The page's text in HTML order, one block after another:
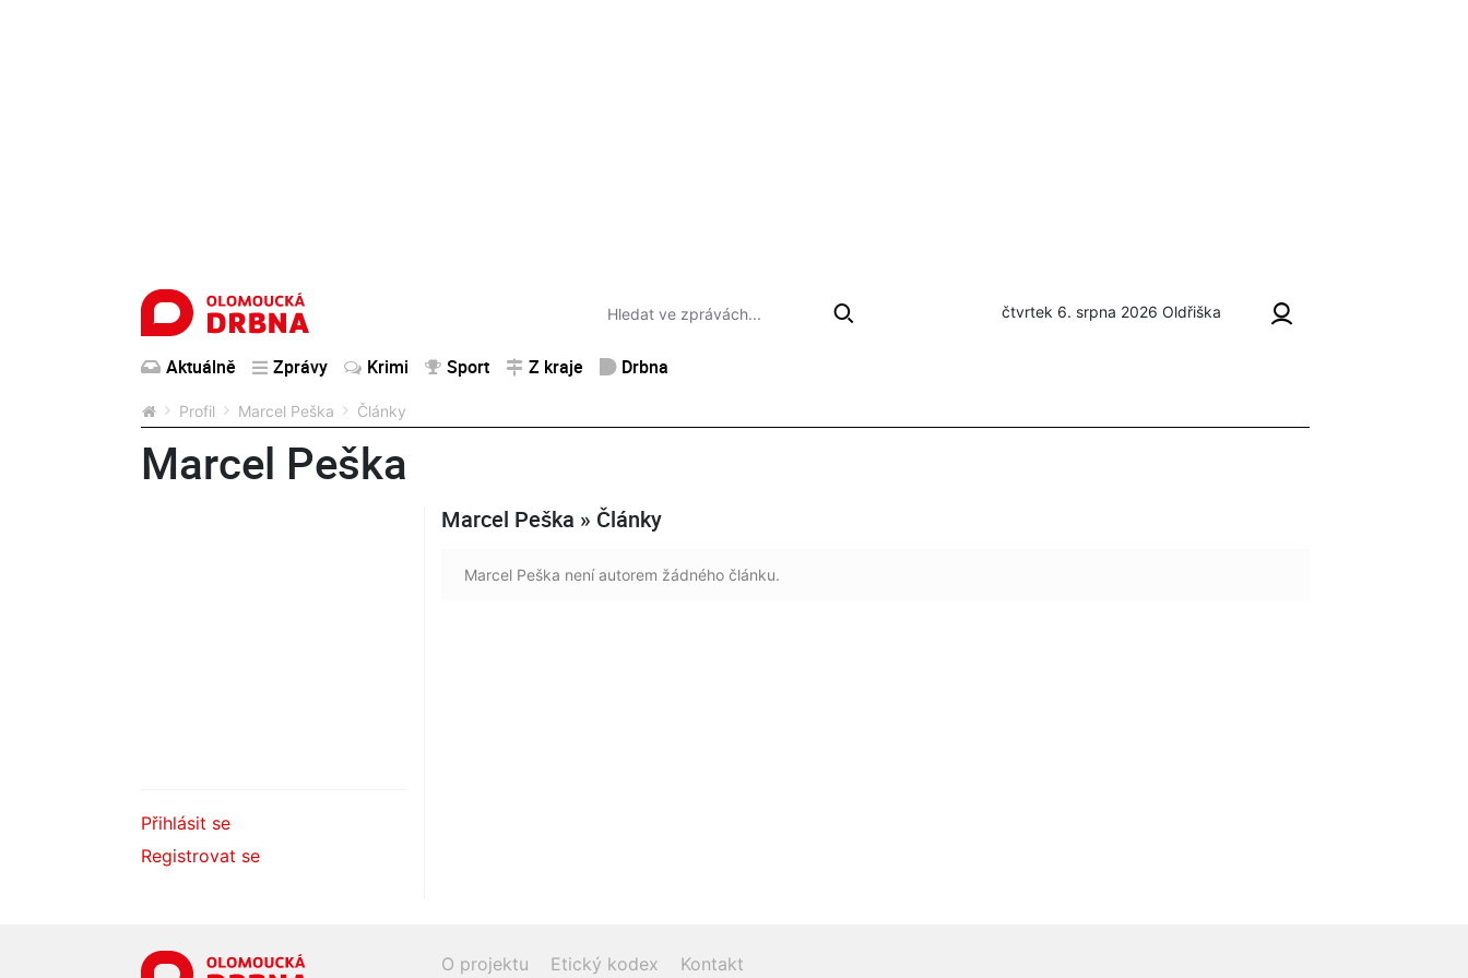
čtvrtek 6. srpna 2026 Oldřiška
Aktuálně Zprávy Krimi Sport Z kraje Drbna
Profil Marcel Peška Články
Marcel Peška
Přihlásit se
Registrovat se
Marcel Peška » Články
Marcel Peška není autorem žádného článku.
O projektu Etický kodex Kontakt